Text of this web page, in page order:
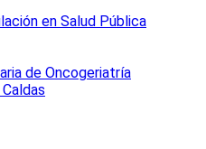
en Salud Pública
de Oncogeriatría